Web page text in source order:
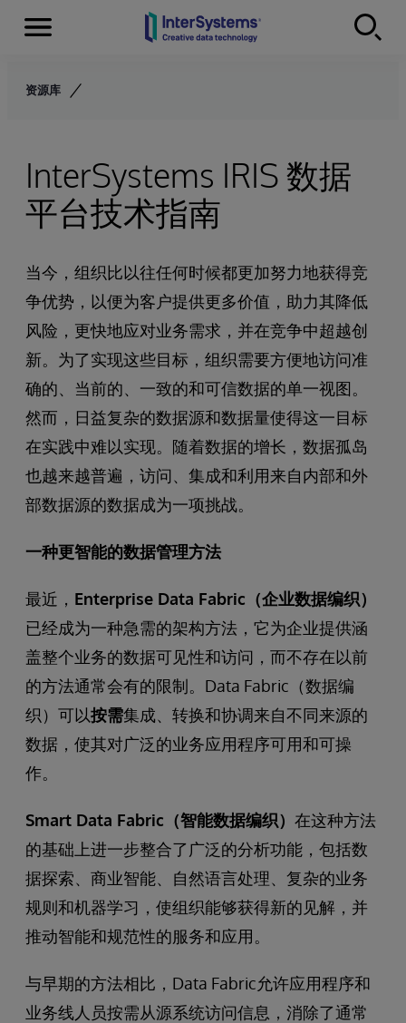
Skip to content
Menu
资源库
InterSystems IRIS 数据
平台技术指南
当今，组织比以往任何时候都更加努力地获得竞
争优势，以便为客户提供更多价值，助力其降低
风险，更快地应对业务需求，并在竞争中超越创
新。为了实现这些目标，组织需要方便地访问准
确的、当前的、一致的和可信数据的单一视图。
然而，日益复杂的数据源和数据量使得这一目标
在实践中难以实现。随着数据的增长，数据孤岛
也越来越普遍，访问、集成和利用来自内部和外
部数据源的数据成为一项挑战。
一种更智能的数据管理方法
最近， Enterprise Data Fabric（企业数据编织）
已经成为一种急需的架构方法，它为企业提供涵
盖整个业务的数据可见性和访问，而不存在以前
的方法通常会有的限制。Data Fabric（数据编
织）可以按需集成、转换和协调来自不同来源的
数据，使其对广泛的业务应用程序可用和可操
作。
Smart Data Fabric（智能数据编织） 在这种方法
的基础上进一步整合了广泛的分析功能，包括数
据探索、商业智能、自然语言处理、复杂的业务
规则和机器学习，使组织能够获得新的见解，并
推动智能和规范性的服务和应用。
与早期的方法相比，Data Fabric允许应用程序和
业务线人员按需从源系统访问信息，消除了通常